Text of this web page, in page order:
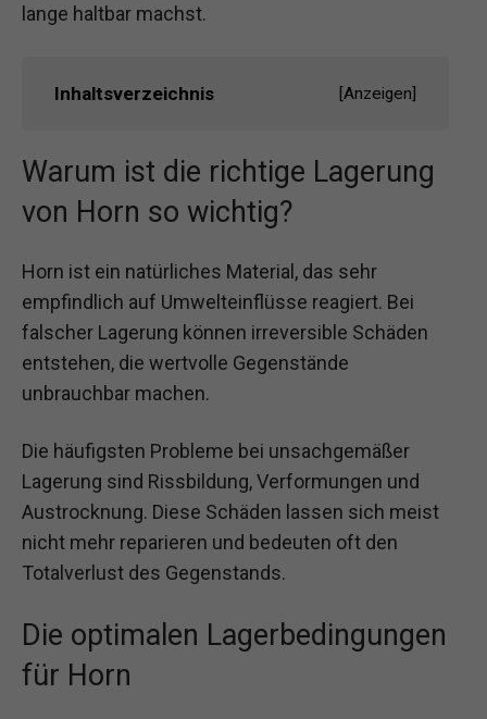
lange haltbar machst.
Inhaltsverzeichnis [Anzeigen]
Warum ist die richtige Lagerung
von Horn so wichtig?
Horn ist ein natürliches Material, das sehr
empfindlich auf Umwelteinflüsse reagiert. Bei
falscher Lagerung können irreversible Schäden
entstehen, die wertvolle Gegenstände
unbrauchbar machen.
Die häufigsten Probleme bei unsachgemäßer
Lagerung sind Rissbildung, Verformungen und
Austrocknung. Diese Schäden lassen sich meist
nicht mehr reparieren und bedeuten oft den
Totalverlust des Gegenstands.
Die optimalen Lagerbedingungen
für Horn